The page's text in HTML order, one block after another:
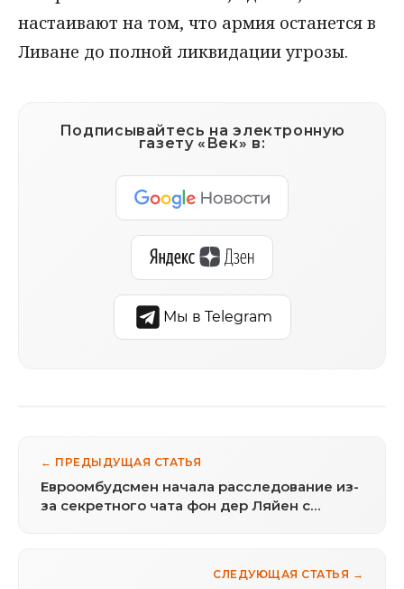
настаивают на том, что армия останется в
Ливане до полной ликвидации угрозы.
Подписывайтесь на электронную
газету «Век» в:
Мы в Telegram
← ПРЕДЫДУЩАЯ СТАТЬЯ
Евроомбудсмен начала расследование из-
за секретного чата фон дер Ляйен с
СЛЕДУЮЩАЯ СТАТЬЯ →